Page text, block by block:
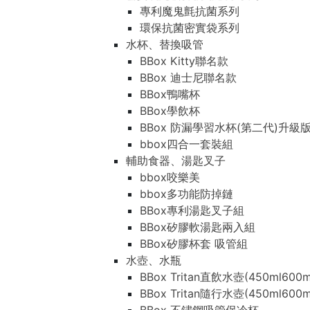
專利魔鬼氈抗菌系列
環保抗菌密實袋系列
水杯、替換吸管
BBox Kitty聯名款
BBox 迪士尼聯名款
BBox鴨嘴杯
BBox學飲杯
BBox 防漏學習水杯(第二代)升級版
bbox四合一套裝組
輔助食器、湯匙叉子
bbox咬樂美
bbox多功能防掉鏈
BBox專利湯匙叉子組
BBox矽膠軟湯匙兩入組
BBox矽膠杯套 吸管組
水壺、水瓶
BBox Tritan直飲水壺
BBox Tritan隨行水壺